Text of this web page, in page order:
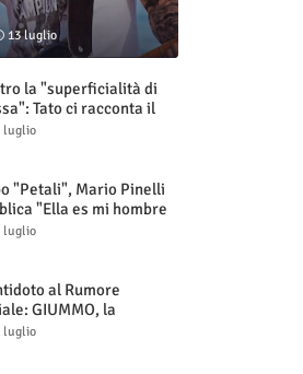
13 luglio
la "superficialità di
Tato ci racconta il
singolo "Vuoti digitali"
luglio
"Petali", Mario Pinelli
"Ella es mi hombre
uomo è lei)"
luglio
al Rumore
GIUMMO, la
e la Cruda Verità
luglio